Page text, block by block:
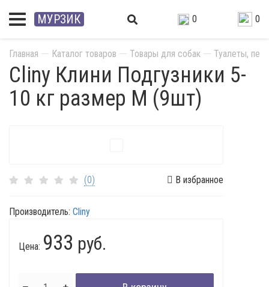
МУРЗИК 0 0
Главная Каталог товаров Товары для собак Туалеты,
Cliny Клини Подгузники 5-
10 кг размер M (9шт)
(0) В избранное
Производитель: Cliny
Цена: 933 руб.